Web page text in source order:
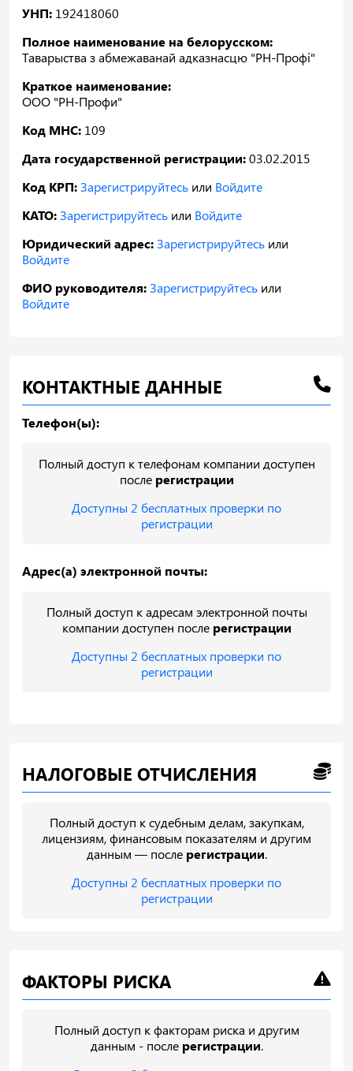
УНП: 192418060
Полное наименование на белорусском:
Таварыства з абмежаванай адказнасцю "РН-Профі"
Краткое наименование:
ООО "РН-Профи"
Код МНС: 109
Дата государственной регистрации:03.02.2015
Код КРП:Зарегистрируйтесь или Войдите
КАТО:Зарегистрируйтесь или Войдите
Юридический адрес:Зарегистрируйтесь или
Войдите
ФИО руководителя:Зарегистрируйтесь или
Войдите
КОНТАКТНЫЕ ДАННЫЕ
Телефон(ы):
Полный доступ к телефонам компании доступен
после регистрации
Доступны 2 бесплатных проверки по
регистрации
Адрес(а) электронной почты:
Полный доступ к адресам электронной почты
компании доступен после регистрации
Доступны 2 бесплатных проверки по
регистрации
НАЛОГОВЫЕ ОТЧИСЛЕНИЯ
Полный доступ к судебным делам, закупкам,
лицензиям, финансовым показателям и другим
данным — после регистрации.
Доступны 2 бесплатных проверки по
регистрации
ФАКТОРЫ РИСКА
Полный доступ к факторам риска и другим
данным - после регистрации.